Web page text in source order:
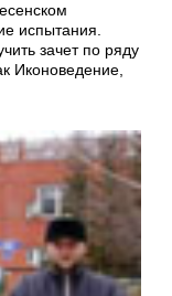
испытания.
зачет по ряду
Иконоведение,